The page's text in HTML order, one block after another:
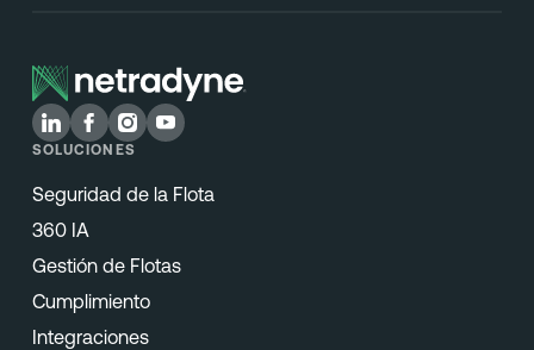
SOLUCIONES
Seguridad de la Flota
360 IA
Gestión de Flotas
Cumplimiento
Integraciones